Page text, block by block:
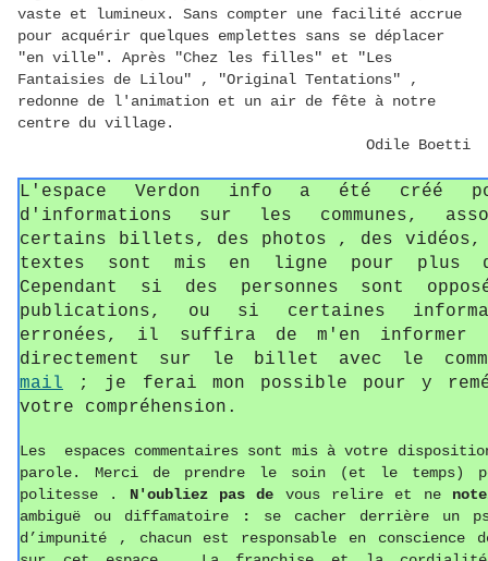
vaste et lumineux. Sans compter une facilité accrue
pour acquérir quelques emplettes sans se déplacer
"en ville". Après "Chez les filles" et "Les
Fantaisies de Lilou" , "Original Tentations" ,
redonne de l'animation et un air de fête à notre
centre du village.
Odile Boetti
L'espace Verdon info a été créé
d'informations sur les communes,
certains billets, des photos , des vidéos,
textes sont mis en ligne pour plus
Cependant si des personnes sont
publications, ou si certaines
erronées, il suffira de m'en
directement sur le billet avec le
mail ; je ferai mon possible pour y
votre compréhension.
Les espaces commentaires sont mis à votre
parole. Merci de prendre le soin (et le temps)
politesse
. N'oubliez pas de vous relire et ne
ambiguë ou diffamatoire
:
se cacher derrière un
d’impunité , chacun est responsable en